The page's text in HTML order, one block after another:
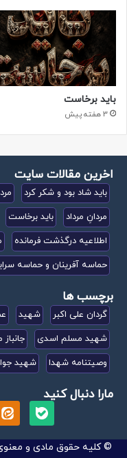
باید برخاست
3 هفته پیش
اخرین مقالات سایت
باید شاد بود و شکر کرد
مردانِ مرداد
باید برخاست
اطلاعیه درگذشت فرمانده
حماسه آفرینان و حماسه
برچسب ها
گردان علی اکبر شهید
شهید مسلم اسدی
وصیتنامه شهدا
شهید
مارا دنبال کنید
© کلیه حقوق مادی و